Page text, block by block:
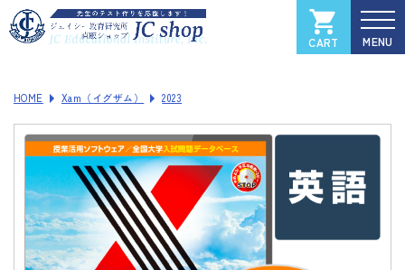
CART
全国大学入試過去問データベース
Xam（イグザム）
Xam 2025
Xam 2024
Xam 2023
HOME Xam（イグザム） 2023